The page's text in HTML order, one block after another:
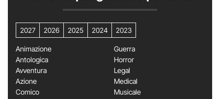
2027 2026 2025 2024 2023
Animazione
Antologica
Avventura
Azione
Comico
Guerra
Horror
Legal
Medical
Musicale